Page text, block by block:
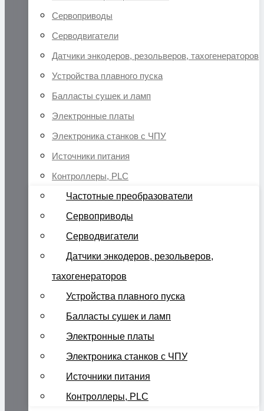
Сервоприводы
Серводвигатели
Датчики энкодеров, резольверов, тахогенераторов
Устройства плавного пуска
Балласты сушек и ламп
Электронные платы
Электроника станков с ЧПУ
Источники питания
Контроллеры, PLC
Частотные преобразователи
Сервоприводы
Серводвигатели
Датчики энкодеров, резольверов,
тахогенераторов
Устройства плавного пуска
Балласты сушек и ламп
Электронные платы
Электроника станков с ЧПУ
Источники питания
Контроллеры, PLC